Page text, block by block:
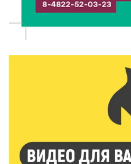
8 Авг 2026 12:37 452
Забыл вещи в
1256
Более 40 миллионов на
8 Авг 2026 11:37 421
От теории до практики: в